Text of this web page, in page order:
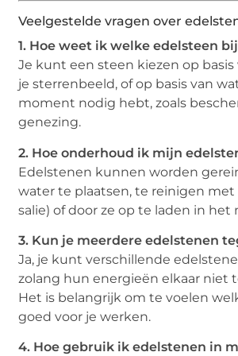
Veelgestelde vragen over
1. Hoe weet ik welke edelsteen
Je kunt een steen kiezen op
je sterrenbeeld, of op basis van
moment nodig hebt, zoals
genezing.
2. Hoe onderhoud ik mijn
Edelstenen kunnen worden
water te plaatsen, te reinigen met
salie) of door ze op te laden in het
3. Kun je meerdere edelstenen
Ja, je kunt verschillende
zolang hun energieën elkaar niet
Het is belangrijk om te voelen
goed voor je werken.
4. Hoe gebruik ik edelstenen in